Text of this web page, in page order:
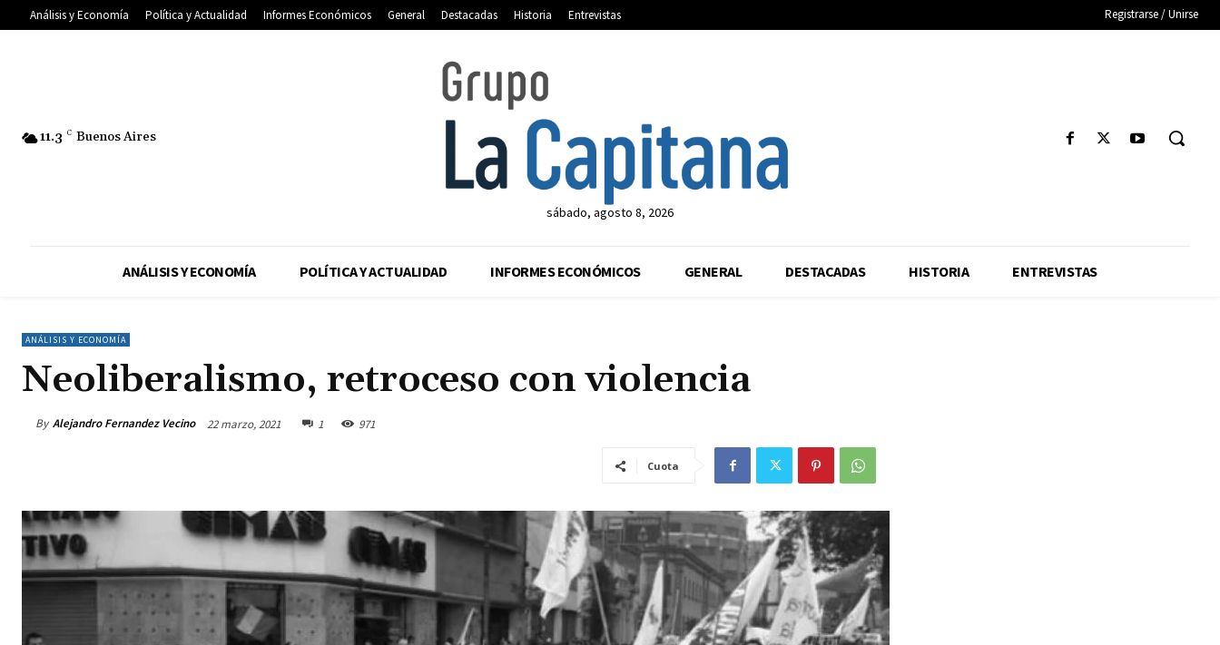
Análisis y Economía Política y Actualidad Informes Económicos General Destacadas Historia Entrevistas Registrarse / Unirse
11.3 C Buenos Aires
sábado, agosto 8, 2026
ANÁLISIS Y ECONOMÍA POLÍTICA Y ACTUALIDAD INFORMES ECONÓMICOS GENERAL DESTACADAS HISTORIA ENTREVISTAS
ANÁLISIS Y ECONOMÍA
Neoliberalismo, retroceso con violencia
By Alejandro Fernandez Vecino 22 marzo, 2021 1 971
Cuota